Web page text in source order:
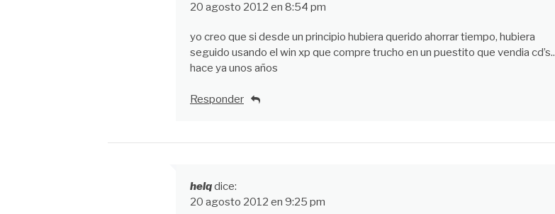
20 agosto 2012 en 8:54 pm
yo creo que si desde un principio hubiera querido ahorrar tiempo, hubiera
seguido usando el win xp que compre trucho en un puestito que vendia cd’s..
hace ya unos años
Responder
helqdice:
20 agosto 2012 en 9:25 pm